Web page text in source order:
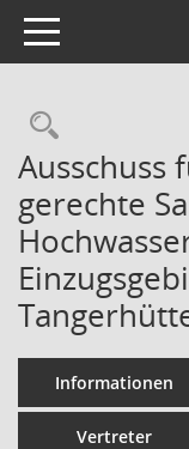
Toggle navigation
Ausschuss
gerechte
Informationen
Vertreter